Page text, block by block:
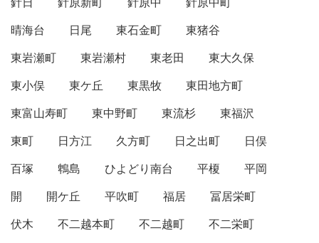
晴海台
日尾 東石金町
東猪谷
東岩瀬町
東岩瀬村 東老田
東大久保
東小俣
東ケ丘 東黒牧
東田地方町
東富山寿町
東中野町 東流杉
東福沢
東町
日方江 久方町 日之出町
日俣
百塚
鵯島 ひよどり南台 平榎
平岡
開
開ケ丘 平吹町 福居
冨居栄町
伏木
不二越本町 不二越町
不二栄町